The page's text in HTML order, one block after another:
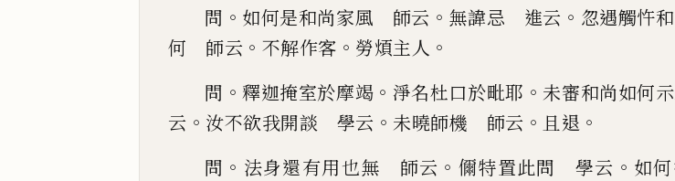
問 。 如何是和尚家風 師云 。 無諱忌 進云 。 忽遇觸忤
何 師云 。 不解作客 。 勞煩主人 。
問 。釋迦掩室於摩竭 。 淨名杜口於毗耶 。 未審和尚如何
云 。 汝不欲我開談 學云 。 未曉師機 師云 。 且退 。
問 。 法身還有用也無 師云 。 儞特置此問 學云 。 如